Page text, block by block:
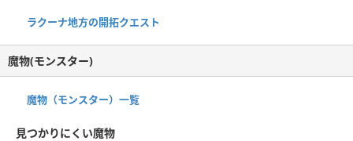
ラクーナ地方の開拓クエスト
魔物(モンスター)
魔物（モンスター）一覧
見つかりにくい魔物